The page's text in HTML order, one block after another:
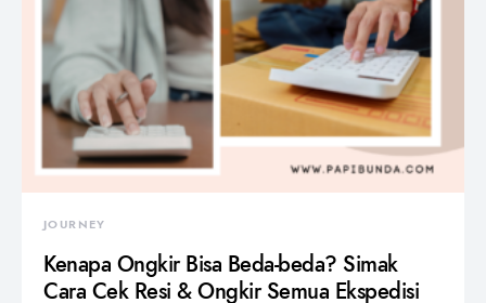
JOURNEY
Kenapa Ongkir Bisa Beda-beda? Simak
Cara Cek Resi & Ongkir Semua Ekspedisi